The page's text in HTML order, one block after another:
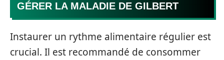
GÉRER LA MALADIE DE GILBERT
Instaurer un rythme alimentaire régulier est
crucial. Il est recommandé de consommer